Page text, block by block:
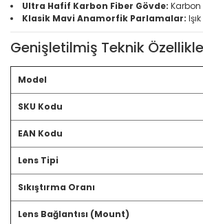
Ultra Hafif Karbon Fiber Gövde: Karbon
Klasik Mavi Anamorfik Parlamalar:
Genişletilmiş Teknik
Model
SKU Kodu
EAN Kodu
Lens Tipi
Sıkıştırma Oranı
Lens Bağlantısı (Mount)